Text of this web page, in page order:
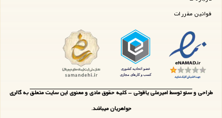
قوانین مقررات
طراحی و سئو توسط امیرعلی یاقوتی - کلیه حقوق مادی و معنوی این سایت متعلق به گالری
جواهریان میباشد.